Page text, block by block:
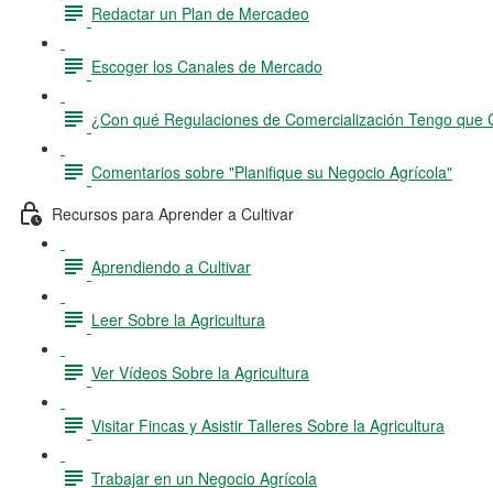
Redactar un Plan de Mercadeo
Escoger los Canales de Mercado
¿Con qué Regulaciones de Comercialización Tengo que
Comentarios sobre "Planifique su Negocio Agrícola"
Recursos para Aprender a Cultivar
Aprendiendo a Cultivar
Leer Sobre la Agricultura
Ver Vídeos Sobre la Agricultura
Visitar Fincas y Asistir Talleres Sobre la Agricultura
Trabajar en un Negocio Agrícola